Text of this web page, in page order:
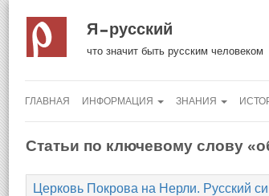
Я русский
что значит быть русским человеком
ГЛАВНАЯ ИНФОРМАЦИЯ ЗНАНИЯ
Статьи по ключевому слову
Церковь Покрова на Нерли. Русский